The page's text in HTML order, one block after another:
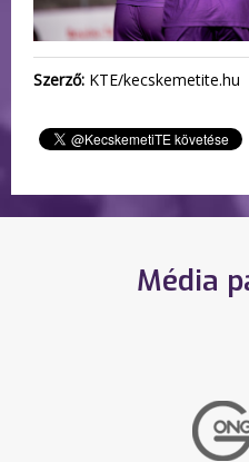
Szerző: KTE/kecskemetite.hu
Média